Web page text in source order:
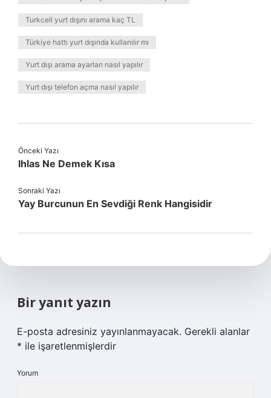
Turkcell yurt dışını arama kaç TL
Türkiye hattı yurt dışında kullanılır mı
Yurt dışı arama ayarları nasıl yapılır
Yurt dışı telefon açma nasıl yapılır
Önceki Yazı
Ihlas Ne Demek Kısa
Sonraki Yazı
Yay Burcunun En Sevdiği Renk Hangisidir
Bir yanıt yazın
E-posta adresiniz yayınlanmayacak. Gerekli alanlar
* ile işaretlenmişlerdir
Yorum